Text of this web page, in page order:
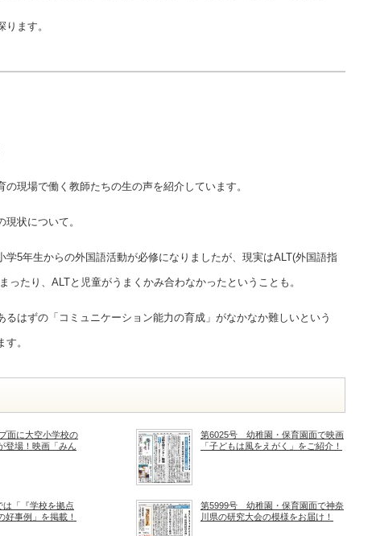
ます。
現場で働く教師たちの生の声を紹介しています。
状について。
学5年生からの外国語活動が必修になりましたが、現実はALT(外国語指
ったり、ALTと児童がうまくかみ合わなかったということも。
るはずの「コミュニケーション能力の育成」がなかなか難しいという
。
面に大空小学校の
登場！映画「みん
第6025号 幼稚園・保育園面で映画
「子どもは風をえがく」をご紹介！
「『学校を拠点
好事例」を掲載！
第5999号 幼稚園・保育園面で神奈
川県の研究大会の模様をお届け！